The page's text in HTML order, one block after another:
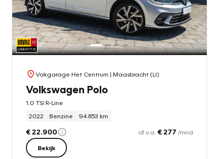
Vakgarage Het Centrum | Maasbracht (LI)
Volkswagen Polo
1.0 TSI R-Line
2022
Benzine 94.853 km
€ 22.900 of v.a. € 277 /mnd
Bekijk